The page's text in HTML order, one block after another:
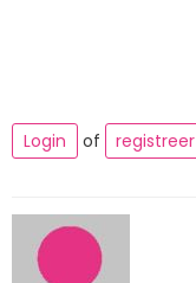
Login
of registreer